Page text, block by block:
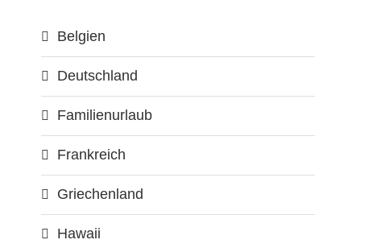
Belgien
Deutschland
Familienurlaub
Frankreich
Griechenland
Hawaii